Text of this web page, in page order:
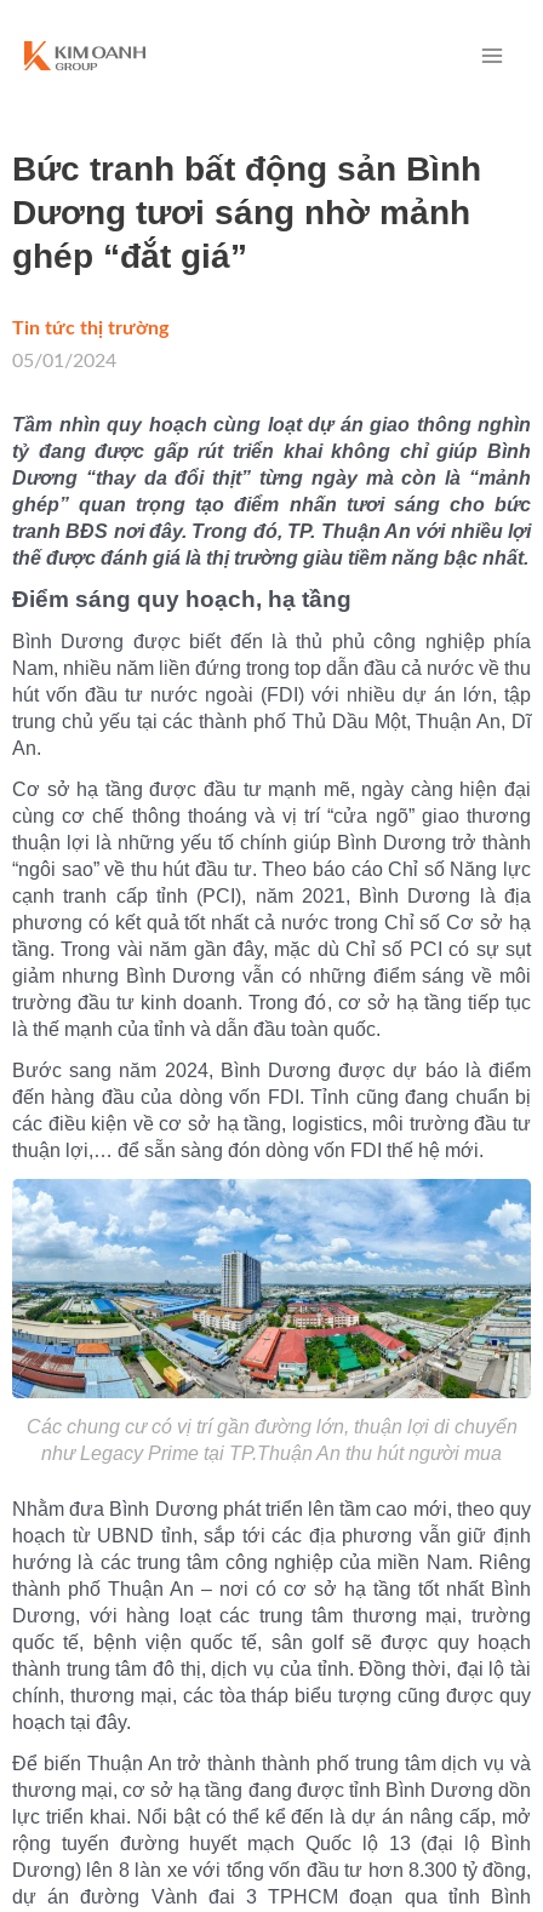
Bức tranh bất động sản Bình
Dương tươi sáng nhờ mảnh
ghép “đắt giá”
Tin tức thị trường/
05/01/2024
Tầm nhìn quy hoạch cùng loạt dự án giao thông nghìn
tỷ đang được gấp rút triển khai không chỉ giúp Bình
Dương “thay da đổi thịt” từng ngày mà còn là “mảnh
ghép” quan trọng tạo điểm nhấn tươi sáng cho bức
tranh BĐS nơi đây. Trong đó, TP. Thuận An với nhiều lợi
thế được đánh giá là thị trường giàu tiềm năng bậc nhất.
Điểm sáng quy hoạch, hạ tầng
Bình Dương được biết đến là thủ phủ công nghiệp phía
Nam, nhiều năm liền đứng trong top dẫn đầu cả nước về thu
hút vốn đầu tư nước ngoài (FDI) với nhiều dự án lớn, tập
trung chủ yếu tại các thành phố Thủ Dầu Một, Thuận An, Dĩ
An.
Cơ sở hạ tầng được đầu tư mạnh mẽ, ngày càng hiện đại
cùng cơ chế thông thoáng và vị trí “cửa ngõ” giao thương
thuận lợi là những yếu tố chính giúp Bình Dương trở thành
“ngôi sao” về thu hút đầu tư. Theo báo cáo Chỉ số Năng lực
cạnh tranh cấp tỉnh (PCI), năm 2021, Bình Dương là địa
phương có kết quả tốt nhất cả nước trong Chỉ số Cơ sở hạ
tầng. Trong vài năm gần đây, mặc dù Chỉ số PCI có sự sụt
giảm nhưng Bình Dương vẫn có những điểm sáng về môi
trường đầu tư kinh doanh. Trong đó, cơ sở hạ tầng tiếp tục
là thế mạnh của tỉnh và dẫn đầu toàn quốc.
Bước sang năm 2024, Bình Dương được dự báo là điểm
đến hàng đầu của dòng vốn FDI. Tỉnh cũng đang chuẩn bị
các điều kiện về cơ sở hạ tầng, logistics, môi trường đầu tư
thuận lợi,… để sẵn sàng đón dòng vốn FDI thế hệ mới.
Các chung cư có vị trí gần đường lớn, thuận lợi di chuyển
như Legacy Prime tại TP.Thuận An thu hút người mua
Nhằm đưa Bình Dương phát triển lên tầm cao mới, theo quy
hoạch từ UBND tỉnh, sắp tới các địa phương vẫn giữ định
hướng là các trung tâm công nghiệp của miền Nam. Riêng
thành phố Thuận An – nơi có cơ sở hạ tầng tốt nhất Bình
Dương, với hàng loạt các trung tâm thương mại, trường
quốc tế, bệnh viện quốc tế, sân golf sẽ được quy hoạch
thành trung tâm đô thị, dịch vụ của tỉnh. Đồng thời, đại lộ tài
chính, thương mại, các tòa tháp biểu tượng cũng được quy
hoạch tại đây.
Để biến Thuận An trở thành thành phố trung tâm dịch vụ và
thương mại, cơ sở hạ tầng đang được tỉnh Bình Dương dồn
lực triển khai. Nổi bật có thể kể đến là dự án nâng cấp, mở
rộng tuyến đường huyết mạch Quốc lộ 13 (đại lộ Bình
Dương) lên 8 làn xe với tổng vốn đầu tư hơn 8.300 tỷ đồng,
dự án đường Vành đai 3 TPHCM đoạn qua tỉnh Bình